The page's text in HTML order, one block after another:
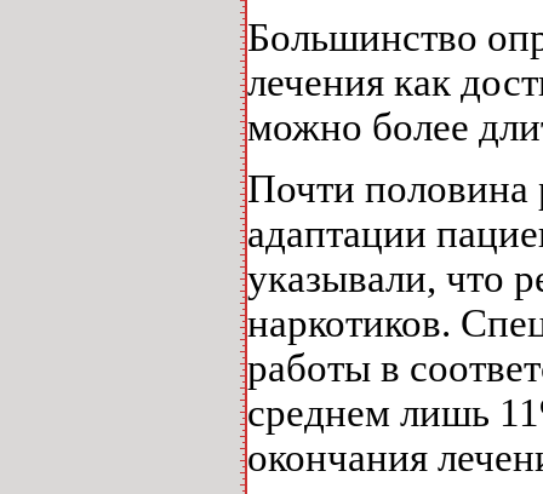
Большинство
лечения как
можно более
Почти половина
адаптации
указывали, что
наркотиков.
работы в
среднем лишь
окончания